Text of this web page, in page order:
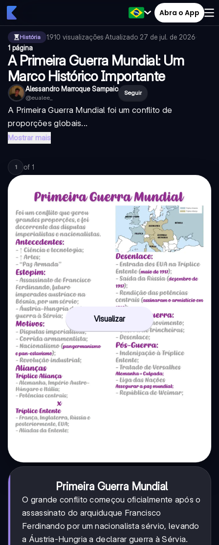
Abra o App
História 1.910 visualizações·Atualizado 27 de jul. de 2026·
1 página
A Primeira Guerra Mundial: Um
Marco Histórico Importante
Alessandro Marroque Sampaio
@eualee_
Seguir
A Primeira Guerra Mundial foi um conflito de
proporções globais...
Mostrar mais
1 of 1
Visualizar
Primeira Guerra Mundial
O grande conflito começou oficialmente após o
assassinato do arquiduque Francisco
Ferdinando por um nacionalista sérvio, levando
a Áustria-Hungria a declarar guerra à Sérvia.